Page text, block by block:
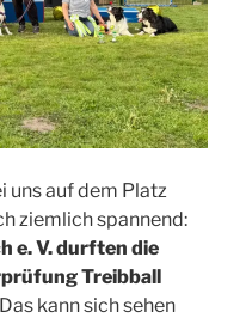
uns auf dem Platz
ziemlich spannend:
e. V. durften die
Treibball
kann sich sehen